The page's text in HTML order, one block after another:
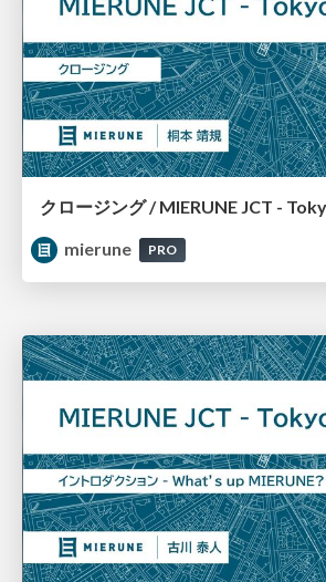
クロージング / MIERUNE JCT -
mierune
PRO